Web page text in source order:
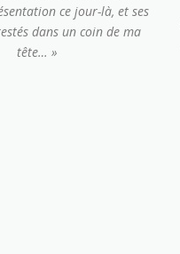
ce jour-là, et ses
dans un coin de ma
tête… »